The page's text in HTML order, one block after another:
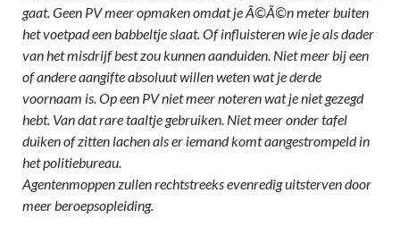
gaat. Geen PV meer opmaken omdat je Ã©Ã©n meter buiten
het voetpad een babbeltje slaat. Of influisteren wie je als dader
van het misdrijf best zou kunnen aanduiden. Niet meer bij een
of andere aangifte absoluut willen weten wat je derde
voornaam is. Op een PV niet meer noteren wat je niet gezegd
hebt. Van dat rare taaltje gebruiken. Niet meer onder tafel
duiken of zitten lachen als er iemand komt aangestrompeld in
het politiebureau.
Agentenmoppen zullen rechtstreeks evenredig uitsterven door
meer beroepsopleiding.